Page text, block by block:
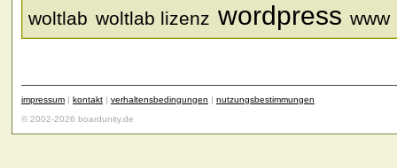
woltlab woltlab lizenz wordpress www
impressum | kontakt | verhaltensbedingungen | nutzungsbestimmungen
© 2002-2026 boardunity.de